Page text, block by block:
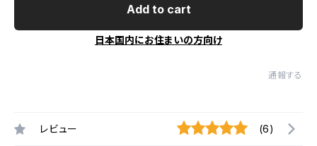
Add to cart
日本国内にお住まいの方向け
通報する
レビュー (6)